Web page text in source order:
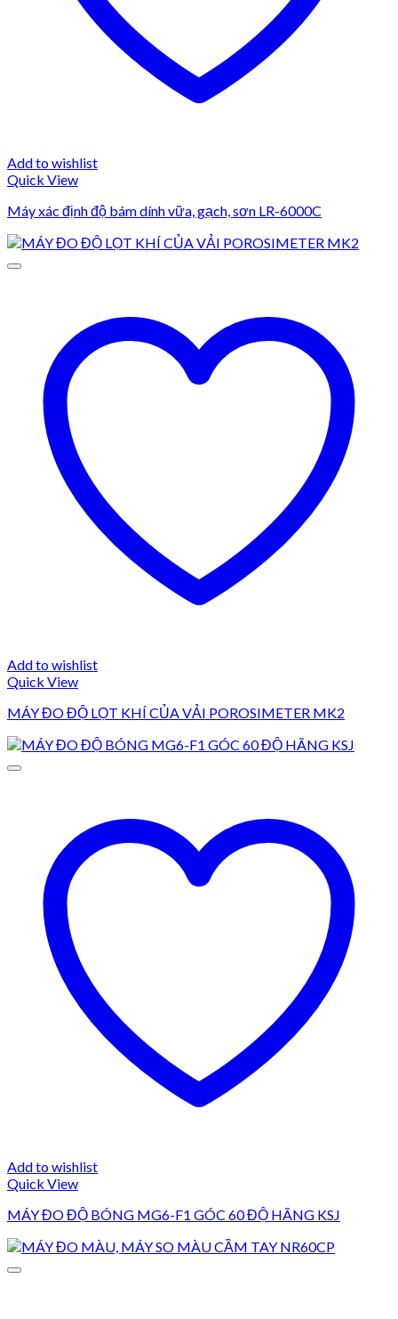
Add to wishlist
Quick View
Máy xác định độ bám dính vữa, gạch, sơn LR-6000C
Add to wishlist
Quick View
MÁY ĐO ĐỘ LỌT KHÍ CỦA VẢI POROSIMETER MK2
Add to wishlist
Quick View
MÁY ĐO ĐỘ BÓNG MG6-F1 GÓC 60 ĐỘ HÃNG KSJ